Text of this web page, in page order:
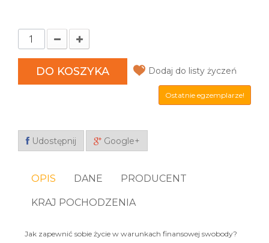
DO KOSZYKA Dodaj do listy życzeń
Ostatnie egzemplarze!
Udostępnij Google+
OPIS DANE PRODUCENT
KRAJ POCHODZENIA
Jak zapewnić sobie życie w warunkach finansowej swobody?